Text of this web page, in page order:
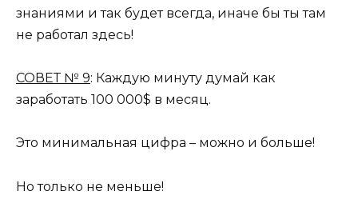
знаниями и так будет всегда, иначе бы ты там
не работал здесь!
СОВЕТ № 9: Каждую минуту думай как
заработать 100 000$ в месяц.
Это минимальная цифра – можно и больше!
Но только не меньше!